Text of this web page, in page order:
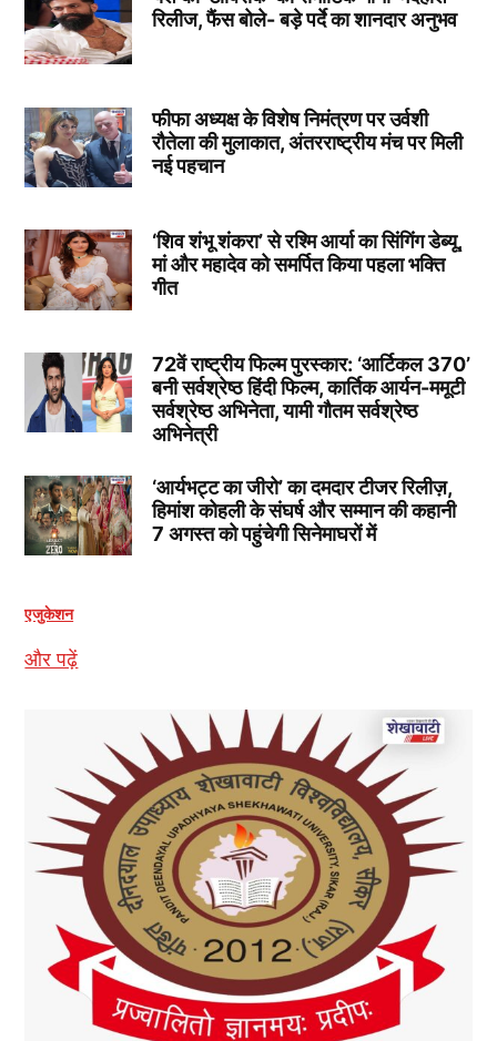
रिलीज, फैंस बोले- बड़े पर्दे का शानदार अनुभव
फीफा अध्यक्ष के विशेष निमंत्रण पर उर्वशी
रौतेला की मुलाकात, अंतरराष्ट्रीय मंच पर मिली
नई पहचान
‘शिव शंभू शंकरा’ से रश्मि आर्या का सिंगिंग डेब्यू,
मां और महादेव को समर्पित किया पहला भक्ति
गीत
72वें राष्ट्रीय फिल्म पुरस्कार: ‘आर्टिकल 370’
बनी सर्वश्रेष्ठ हिंदी फिल्म, कार्तिक आर्यन-ममूटी
सर्वश्रेष्ठ अभिनेता, यामी गौतम सर्वश्रेष्ठ
अभिनेत्री
‘आर्यभट्ट का जीरो’ का दमदार टीजर रिलीज़,
हिमांश कोहली के संघर्ष और सम्मान की कहानी
7 अगस्त को पहुंचेगी सिनेमाघरों में
एजुकेशन
और पढ़ें